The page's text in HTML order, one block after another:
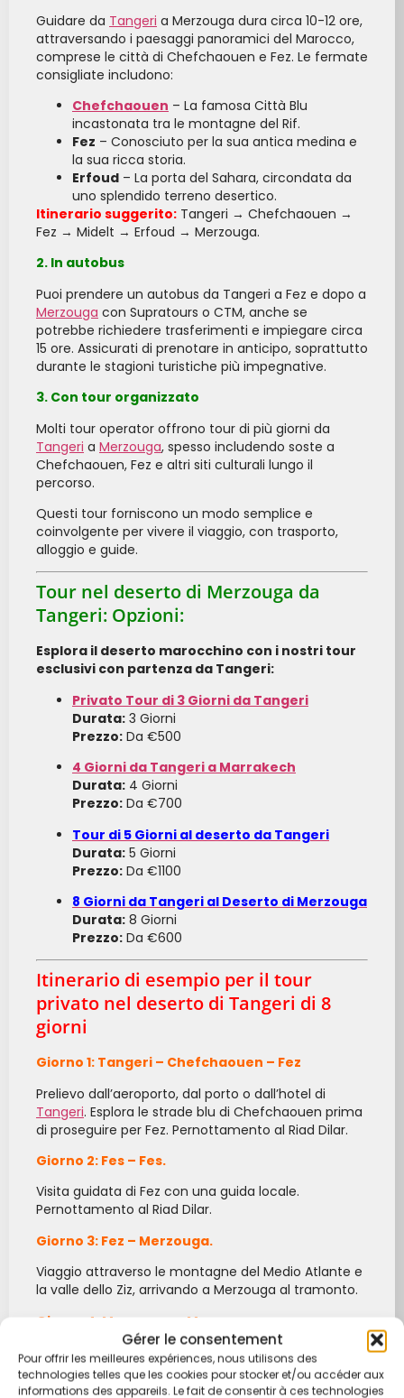
Gérer le consentement
Pour offrir les meilleures expériences, nous utilisons des
technologies telles que les cookies pour stocker et/ou accéder aux
informations des appareils. Le fait de consentir à ces technologies
Guidare da Tangeri a Merzouga dura circa 10-12 ore,
attraversando i paesaggi panoramici del Marocco,
comprese le città di Chefchaouen e Fez. Le fermate
consigliate includono:
Chefchaouen – La famosa Città Blu
incastonata tra le montagne del Rif.
Fez – Conosciuto per la sua antica medina e
la sua ricca storia.
Erfoud – La porta del Sahara, circondata da
uno splendido terreno desertico.
Itinerario suggerito: Tangeri → Chefchaouen →
Fez → Midelt → Erfoud → Merzouga.
2. In autobus
Puoi prendere un autobus da Tangeri a Fez e dopo a
Merzouga con Supratours o CTM, anche se
potrebbe richiedere trasferimenti e impiegare circa
15 ore. Assicurati di prenotare in anticipo, soprattutto
durante le stagioni turistiche più impegnative.
3. Con tour organizzato
Molti tour operator offrono tour di più giorni da
Tangeri a Merzouga, spesso includendo soste a
Chefchaouen, Fez e altri siti culturali lungo il
percorso.
Questi tour forniscono un modo semplice e
coinvolgente per vivere il viaggio, con trasporto,
alloggio e guide.
Tour nel deserto di Merzouga da
Tangeri: Opzioni:
Esplora il deserto marocchino con i nostri tour
esclusivi con partenza da Tangeri:
Privato Tour di 3 Giorni da Tangeri
Durata: 3 Giorni
Prezzo: Da €500
4 Giorni da Tangeri a Marrakech
Durata: 4 Giorni
Prezzo: Da €700
Tour di 5 Giorni al deserto da Tangeri
Durata: 5 Giorni
Prezzo: Da €1100
8 Giorni da Tangeri al Deserto di Merzouga
Durata: 8 Giorni
Prezzo: Da €600
Itinerario di esempio per il tour
privato nel deserto di Tangeri di 8
giorni
Giorno 1: Tangeri – Chefchaouen – Fez
Prelievo dall’aeroporto, dal porto o dall’hotel di
Tangeri. Esplora le strade blu di Chefchaouen prima
di proseguire per Fez. Pernottamento al Riad Dilar.
Giorno 2: Fes – Fes.
Visita guidata di Fez con una guida locale.
Pernottamento al Riad Dilar.
Giorno 3: Fez – Merzouga.
Viaggio attraverso le montagne del Medio Atlante e
la valle dello Ziz, arrivando a Merzouga al tramonto.
Giorno 4: Merzouga – Merzouga.
Esplora la cultura nomade, visita il villaggio di
Khamlia per ascoltare la musica Gnawa, goditi un
tour in fuoristrada sulle dune di sabbia e fai